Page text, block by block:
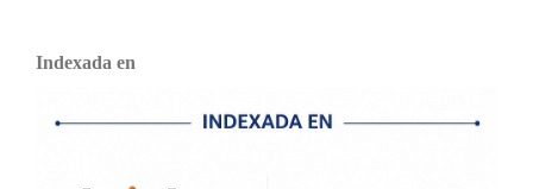
Indexada en